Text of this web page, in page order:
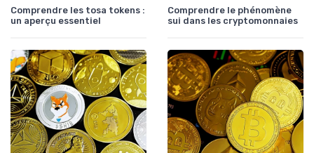
Comprendre les tosa tokens :
un aperçu essentiel
Comprendre le phénomène
sui dans les cryptomonnaies